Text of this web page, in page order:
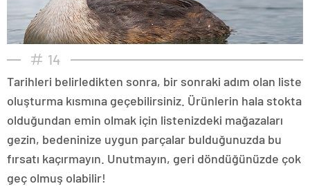
14
Tarihleri belirledikten sonra, bir sonraki adım olan liste
oluşturma kısmına geçebilirsiniz. Ürünlerin hala stokta
olduğundan emin olmak için listenizdeki mağazaları
gezin, bedeninize uygun parçalar bulduğunuzda bu
fırsatı kaçırmayın. Unutmayın, geri döndüğünüzde çok
geç olmuş olabilir!